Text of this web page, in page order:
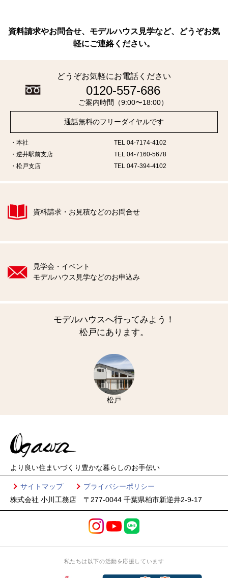
資料請求やお問合せ、モデルハウス見学など、どうぞお気
軽にご連絡ください。
どうぞお気軽にお電話ください
0120-557-686
ご案内時間（9:00〜18:00）
通話無料のフリーダイヤルです
本社
TEL 04-7174-4102
逆井駅前支店
TEL 04-7160-5678
松戸支店
TEL 047-394-4102
資料請求・お見積などのお問合せ
見学会・イベント
モデルハウス見学などのお申込み
モデルハウスへ行ってみよう！
松戸にあります。
松戸
より良い住まいづくり 豊かな暮らしのお手伝い
サイトマップ
プライバシーポリシー
株式会社 小川工務店 〒277-0044 千葉県柏市新逆井2-9-17
私たちは以下の活動を応援しています